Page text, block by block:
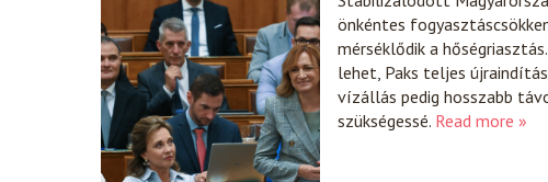
önkéntes
mérséklődik a
lehet, Paks teljes
vízállás pedig hosszabb
szükségessé. Read more »